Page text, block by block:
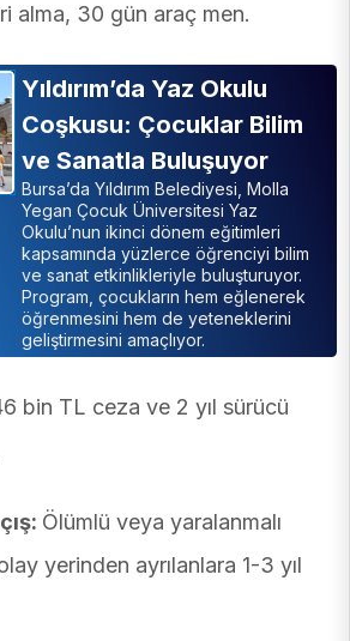
alma, 30 gün araç men.
Yıldırım’da Yaz Okulu
Coşkusu: Çocuklar Bilim
ve Sanatla Buluşuyor
Bursa’da Yıldırım Belediyesi, Molla
Yegan Çocuk Üniversitesi Yaz
Okulu’nun ikinci dönem eğitimleri
kapsamında yüzlerce öğrenciyi bilim
ve sanat etkinlikleriyle buluşturuyor.
Program, çocukların hem eğlenerek
öğrenmesini hem de yeteneklerini
geliştirmesini amaçlıyor.
bin TL ceza ve 2 yıl sürücü
Ölümlü veya yaralanmalı
yerinden ayrılanlara 1-3 yıl